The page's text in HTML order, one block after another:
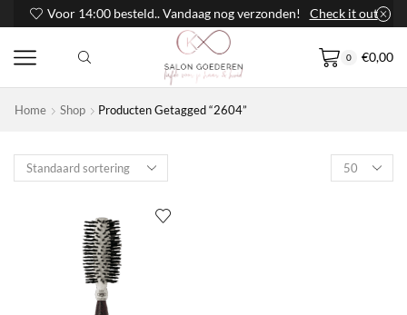
Voor 14:00 besteld.. Vandaag nog verzonden! Check it out
0 €0,00
Home Shop Producten Getagged “2604”
Products
per